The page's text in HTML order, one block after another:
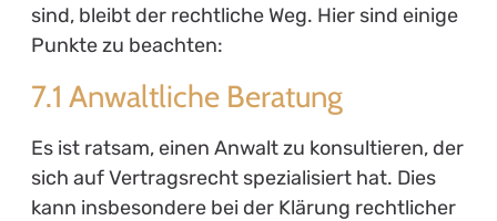
sind, bleibt der rechtliche Weg. Hier sind einige
Punkte zu beachten:
7.1 Anwaltliche Beratung
Es ist ratsam, einen Anwalt zu konsultieren, der
sich auf Vertragsrecht spezialisiert hat. Dies
kann insbesondere bei der Klärung rechtlicher